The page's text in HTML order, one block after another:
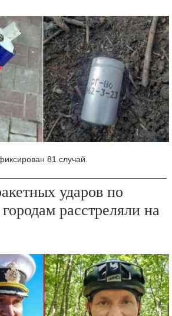
81 случай.
ударов по
расстреляли на